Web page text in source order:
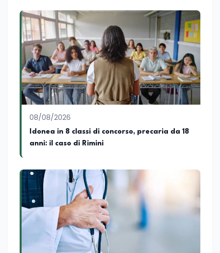
08/08/2026
Idonea in 8 classi di concorso, precaria da 18
anni: il caso di Rimini